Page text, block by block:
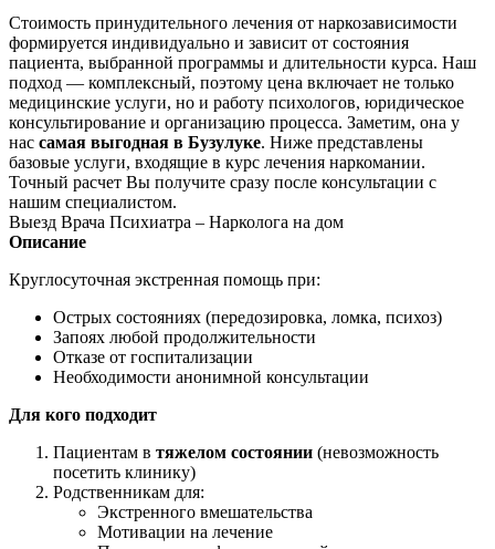
Стоимость принудительного лечения от наркозависимости
формируется индивидуально и зависит от состояния
пациента, выбранной программы и длительности курса. Наш
подход — комплексный, поэтому цена включает не только
медицинские услуги, но и работу психологов, юридическое
консультирование и организацию процесса. Заметим, она у
нас самая выгодная в Бузулуке. Ниже представлены
базовые услуги, входящие в курс лечения наркомании.
Точный расчет Вы получите сразу после консультации с
нашим специалистом.
Выезд Врача Психиатра – Нарколога на дом
Описание
Круглосуточная экстренная помощь при:
Острых состояниях (передозировка, ломка, психоз)
Запоях любой продолжительности
Отказе от госпитализации
Необходимости анонимной консультации
Для кого подходит
Пациентам в тяжелом состоянии (невозможность
посетить клинику)
Родственникам для:
Экстренного вмешательства
Мотивации на лечение